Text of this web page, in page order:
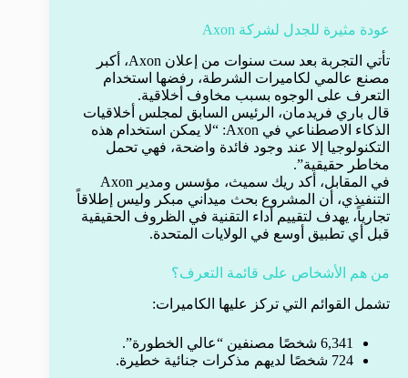
عودة مثيرة للجدل لشركة Axon
تأتي التجربة بعد ست سنوات من إعلان Axon، أكبر
مصنع عالمي لكاميرات الشرطة، رفضها استخدام
التعرف على الوجوه بسبب مخاوف أخلاقية.
قال باري فريدمان، الرئيس السابق لمجلس أخلاقيات
الذكاء الاصطناعي في Axon: “لا يمكن استخدام هذه
التكنولوجيا إلا عند وجود فائدة واضحة، فهي تحمل
مخاطر حقيقية”.
في المقابل، أكد ريك سميث، مؤسس ومدير Axon
التنفيذي، أن المشروع بحث ميداني مبكر وليس إطلاقاً
تجارياً، يهدف لتقييم أداء التقنية في الظروف الحقيقية
قبل أي تطبيق أوسع في الولايات المتحدة.
من هم الأشخاص على قائمة التعرف؟
تشمل القوائم التي تركز عليها الكاميرات:
6,341 شخصًا مصنفين “عالي الخطورة”.
724 شخصًا لديهم مذكرات جنائية خطيرة.